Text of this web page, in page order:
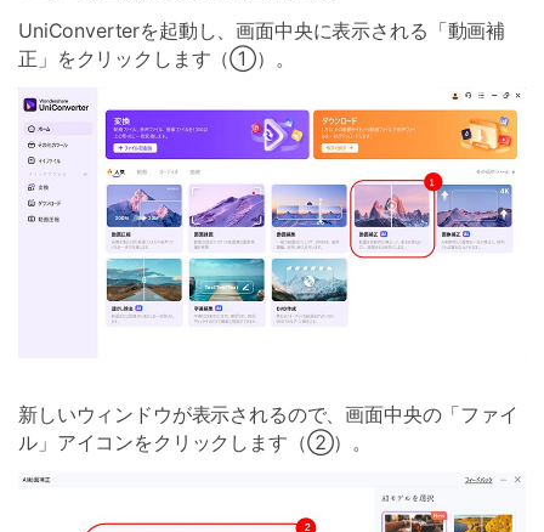
UniConverterを起動し、画面中央に表示される「動画補
正」をクリックします（①）。
新しいウィンドウが表示されるので、画面中央の「ファイ
ル」アイコンをクリックします（②）。